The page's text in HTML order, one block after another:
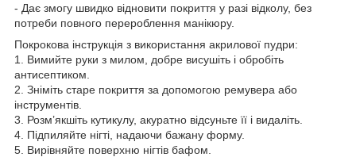
- Дає змогу швидко відновити покриття у разі відколу, без
потреби повного перероблення манікюру.
Покрокова інструкція з використання акрилової пудри:
1. Вимийте руки з милом, добре висушіть і обробіть
антисептиком.
2. Зніміть старе покриття за допомогою ремувера або
інструментів.
3. Розм’якшіть кутикулу, акуратно відсуньте її і видаліть.
4. Підпиляйте нігті, надаючи бажану форму.
5. Вирівняйте поверхню нігтів бафом.